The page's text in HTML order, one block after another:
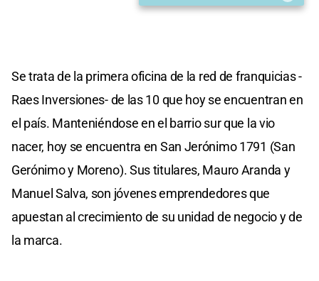
Se trata de la primera oficina de la red de franquicias -
Raes Inversiones- de las 10 que hoy se encuentran en
el país. Manteniéndose en el barrio sur que la vio
nacer, hoy se encuentra en San Jerónimo 1791 (San
Gerónimo y Moreno). Sus titulares, Mauro Aranda y
Manuel Salva, son jóvenes emprendedores que
apuestan al crecimiento de su unidad de negocio y de
la marca.